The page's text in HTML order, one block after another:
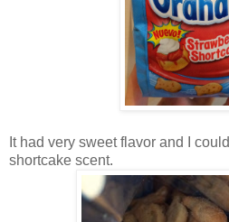
It had very sweet flavor and I
shortcake scent.